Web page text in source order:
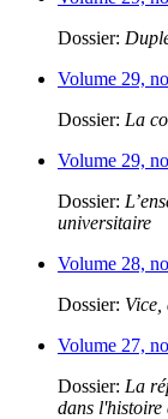
Dossier:
Volume 29,
Dossier: La
Volume 29,
Dossier:
universitaire
Volume 28,
Dossier:
Volume 27,
Dossier: La
dans l'histoire